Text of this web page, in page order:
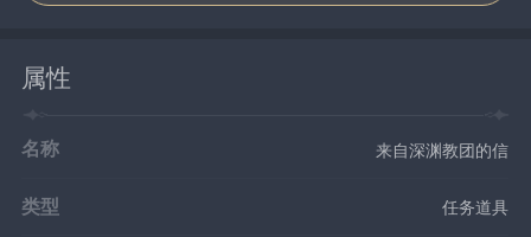
属性
名称 来自深渊教团的信
类型 任务道具